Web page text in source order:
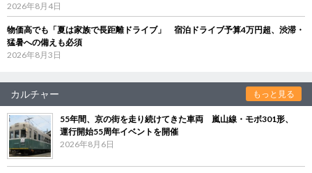
2026年8月4日
物価高でも「夏は家族で長距離ドライブ」 宿泊ドライブ予算4万円超、渋滞・
猛暑への備えも必須
2026年8月3日
カルチャー もっと見る
55年間、京の街を走り続けてきた車両 嵐山線・モボ301形、
運行開始55周年イベントを開催
2026年8月6日